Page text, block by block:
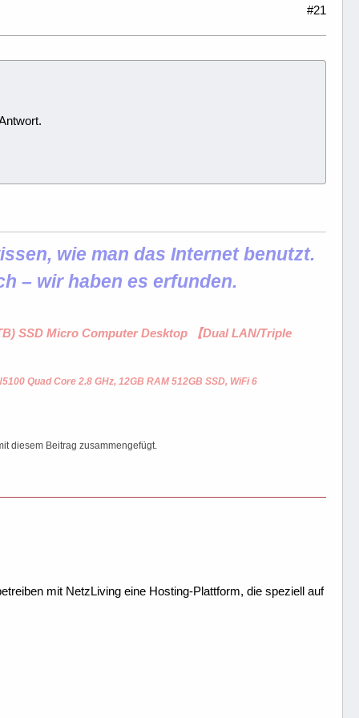
#21
wie man das Internet benutzt.
– wir haben es erfunden.
SSD Micro Computer Desktop 【Dual LAN/Triple
Quad Core 2.8 GHz, 12GB RAM 512GB SSD, WiFi 6
diesem Beitrag zusammengefügt.
mit NetzLiving eine Hosting-Plattform, die speziell auf